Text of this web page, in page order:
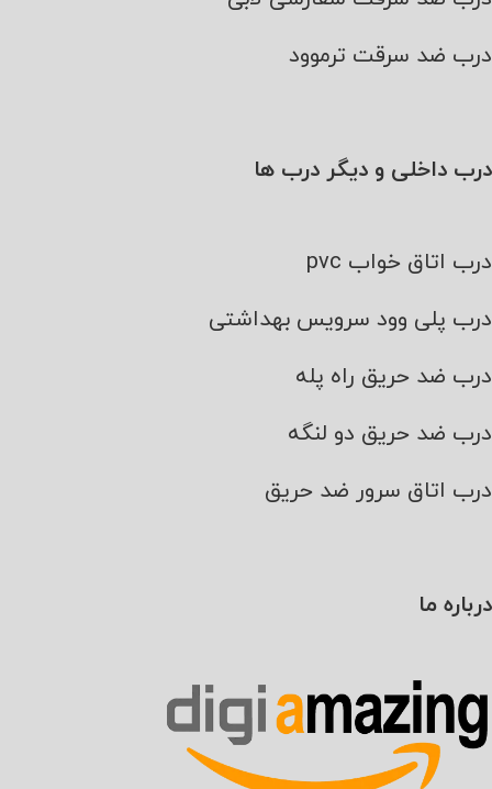
درب ضد سرقت ترموود
درب داخلی و دیگر درب ها
درب اتاق خواب pvc
درب پلی وود سرویس بهداشتی
درب ضد حریق راه پله
درب ضد حریق دو لنگه
درب اتاق سرور ضد حریق
درباره ما